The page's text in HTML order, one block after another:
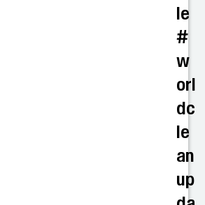
le
#
w
orl
dc
le
an
up